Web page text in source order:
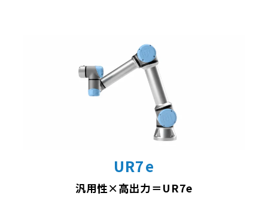
UR7e
汎用性×高出力＝UR7e